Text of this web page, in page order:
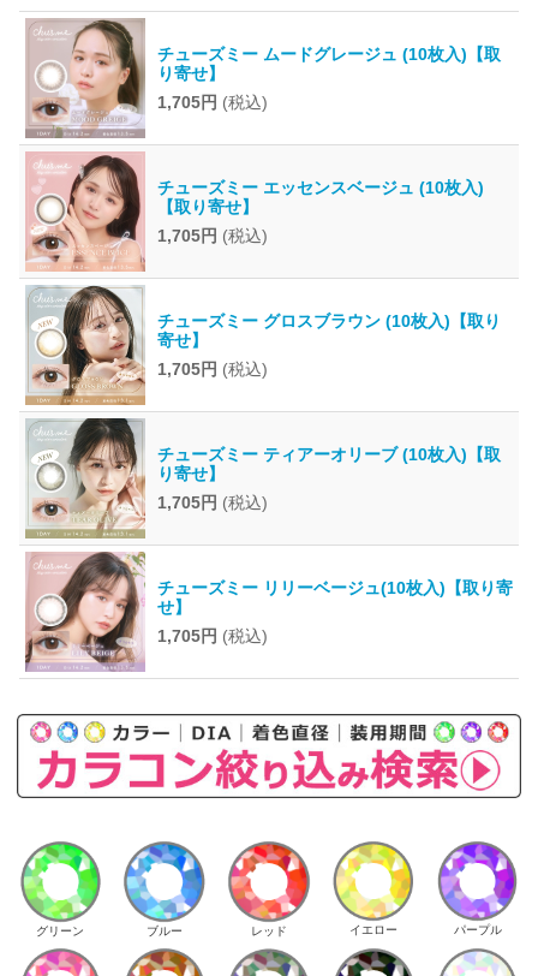
チューズミー ムードグレージュ (10枚入)【取
り寄せ】
1,705円 (税込)
チューズミー エッセンスベージュ (10枚入)
【取り寄せ】
1,705円 (税込)
チューズミー グロスブラウン (10枚入)【取り
寄せ】
1,705円 (税込)
チューズミー ティアーオリーブ (10枚入)【取
り寄せ】
1,705円 (税込)
チューズミー リリーベージュ(10枚入)【取り寄
せ】
1,705円 (税込)
グリーン ブルー レッド イエロー パープル